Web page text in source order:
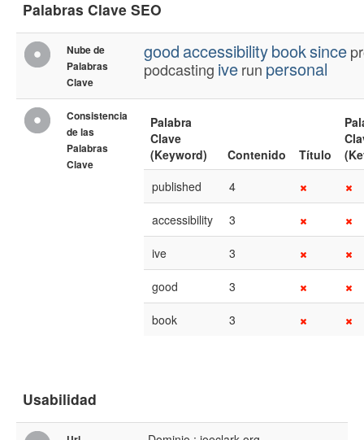
Palabras Clave SEO
Nube de
Palabras
Clave
good accessibilitybooksince
podcasting iverun personal
Consistencia
de las
Palabras
Clave
Palabra
Clave
(Keyword)
Contenido Título
published
4
accessibility 3
ive 3
good 3
book 3
Usabilidad